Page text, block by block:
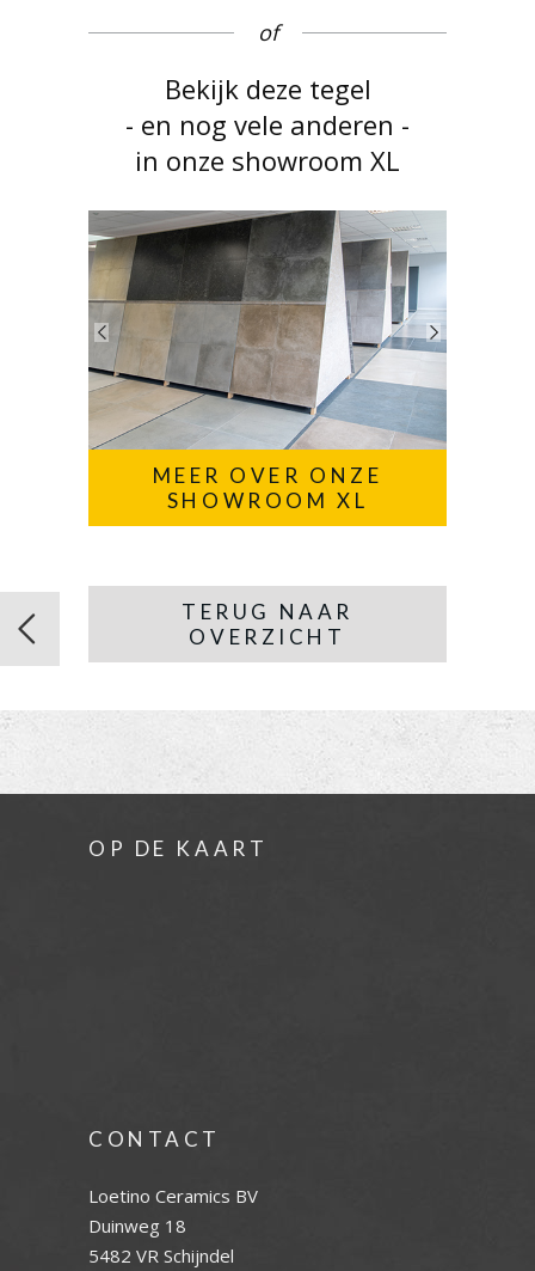
of
Bekijk deze tegel
- en nog vele anderen -
in onze showroom XL
MEER OVER ONZE
SHOWROOM XL
TERUG NAAR
OVERZICHT
OP DE KAART
CONTACT
Loetino Ceramics BV
Duinweg 18
5482 VR Schijndel